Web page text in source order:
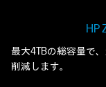
HP
最大4TBの総容量で
削減します。